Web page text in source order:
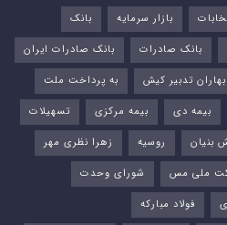
بازار سرمایه
بانک
بانک صادرات
بانک صادرات ایران
بهاران تدبیر کیش
به پرداخت ملت
بیمه دی بیمه مرکزی
تسهیلات
بنیان روسیه
زهرا نظری مهر
ملی مس
شورای وحدت
فولاد مبارکه